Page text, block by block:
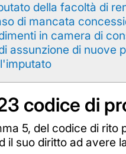
della facoltà di
di mancata
in camera di
assunzione di nuove
codice di
5, del codice di
il suo diritto ad avere